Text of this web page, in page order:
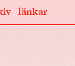
länkar